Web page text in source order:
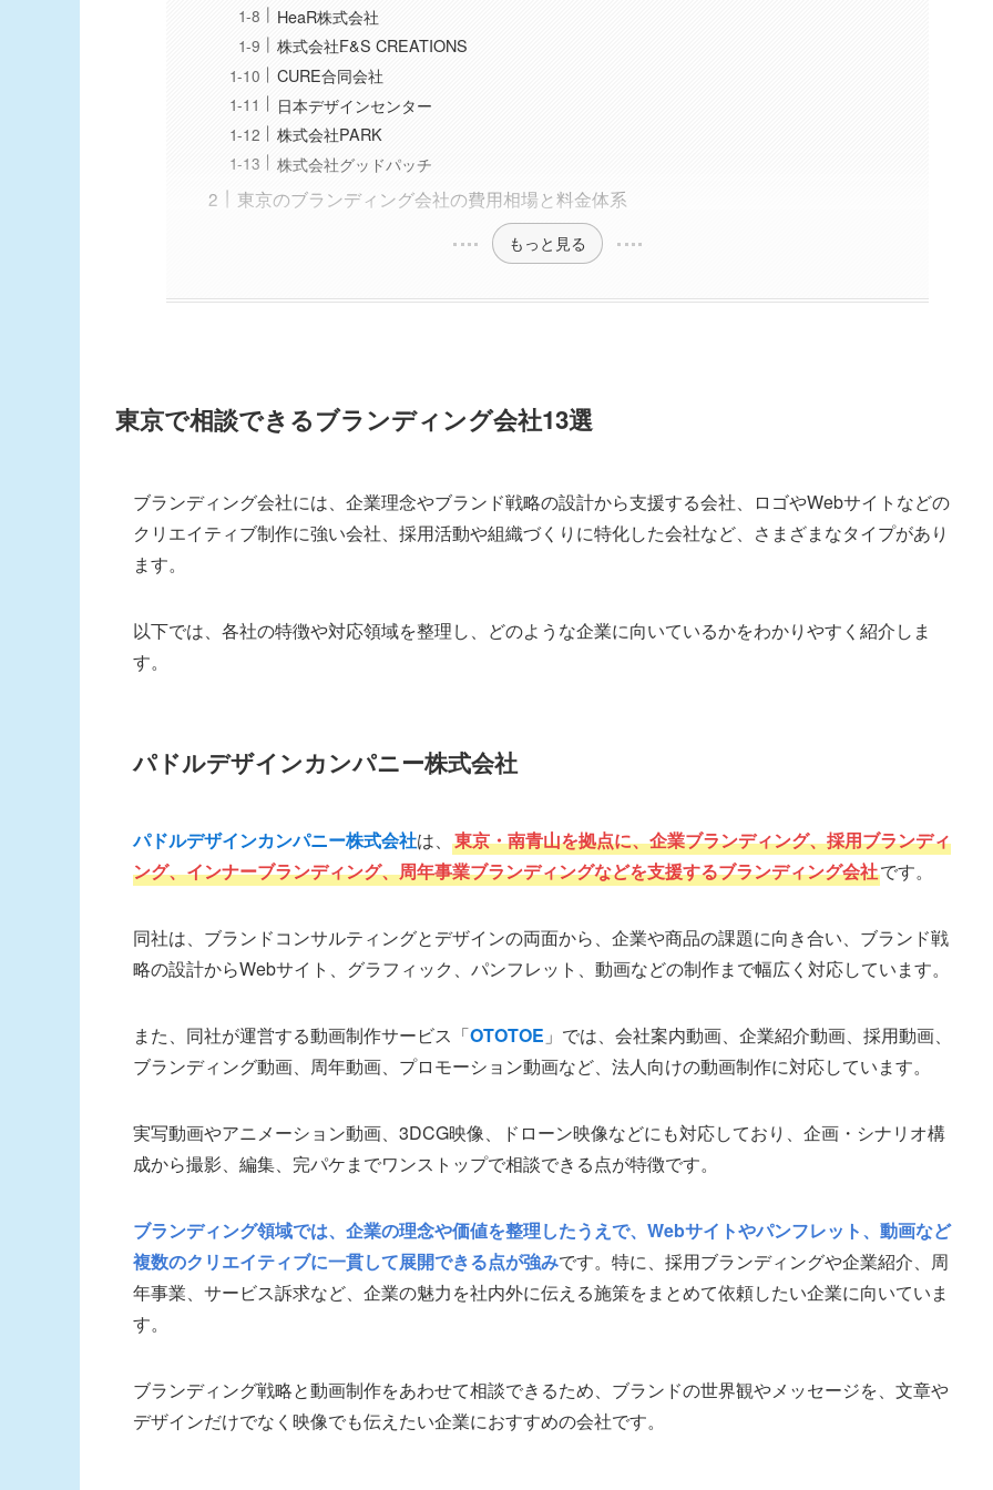
HeaR株式会社
株式会社F&S CREATIONS
CURE合同会社
日本デザインセンター
株式会社PARK
株式会社グッドパッチ
東京のブランディング会社の費用相場と料金体系
もっと見る
東京で相談できるブランディング会社13選
ブランディング会社には、企業理念やブランド戦略の設計から支援する会社、ロゴやWebサイトなどの
クリエイティブ制作に強い会社、採用活動や組織づくりに特化した会社など、さまざまなタイプがあり
ます。
以下では、各社の特徴や対応領域を整理し、どのような企業に向いているかをわかりやすく紹介しま
す。
パドルデザインカンパニー株式会社
パドルデザインカンパニー株式会社は、 東京・南青山を拠点に、企業ブランディング、採用ブランディ
ング、インナーブランディング、周年事業ブランディングなどを支援するブランディング会社です。
同社は、ブランドコンサルティングとデザインの両面から、企業や商品の課題に向き合い、ブランド戦
略の設計からWebサイト、グラフィック、パンフレット、動画などの制作まで幅広く対応しています。
また、同社が運営する動画制作サービス「OTOTOE 」では、会社案内動画、企業紹介動画、採用動画、
ブランディング動画、周年動画、プロモーション動画など、法人向けの動画制作に対応しています。
実写動画やアニメーション動画、3DCG映像、ドローン映像などにも対応しており、企画・シナリオ構
成から撮影、編集、完パケまでワンストップで相談できる点が特徴です。
ブランディング領域では、企業の理念や価値を整理したうえで、Webサイトやパンフレット、動画など
複数のクリエイティブに一貫して展開できる点が強みです。特に、採用ブランディングや企業紹介、周
年事業、サービス訴求など、企業の魅力を社内外に伝える施策をまとめて依頼したい企業に向いていま
す。
ブランディング戦略と動画制作をあわせて相談できるため、ブランドの世界観やメッセージを、文章や
デザインだけでなく映像でも伝えたい企業におすすめの会社です。